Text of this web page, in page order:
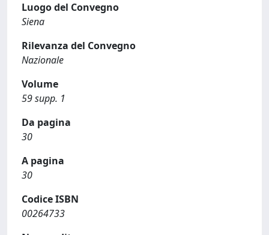
Luogo del Convegno
Siena
Rilevanza del Convegno
Nazionale
Volume
59 supp. 1
Da pagina
30
A pagina
30
Codice ISBN
00264733